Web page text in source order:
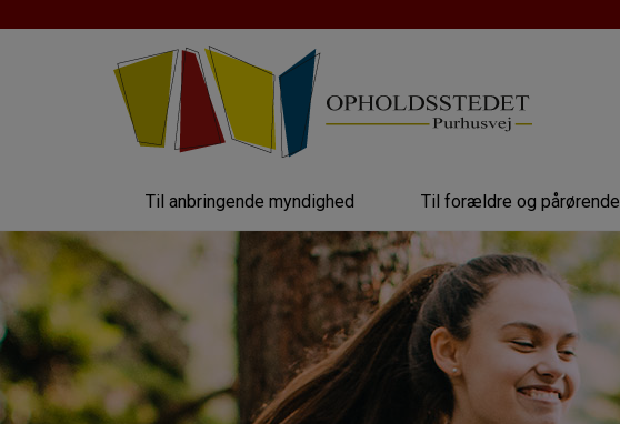
Til anbringende myndighed Til forældre og pårørende